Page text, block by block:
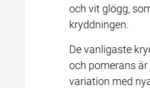
och vit glögg,
kryddningen.
De vanligaste
och pomerans
variation med